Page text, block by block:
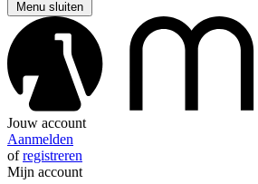
Menu sluiten
Jouw account
Aanmelden
ofregistreren
Mijn account